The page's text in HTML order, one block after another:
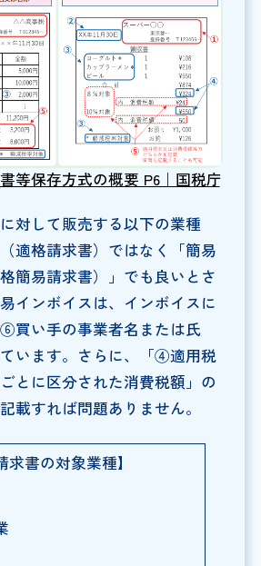
等保存方式の概要 P6｜国税庁
対して販売する以下の業種
適格請求書）ではなく「簡易
簡易請求書）」でも良いとさ
インボイスは、インボイスに
買い手の事業者名または氏
います。さらに、「④適用税
とに区分された消費税額」の
載すれば問題ありません。
求書の対象業種】